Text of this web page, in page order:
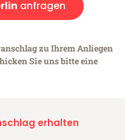
anfragen
zu Ihrem Anliegen
Sie uns bitte eine
erhalten